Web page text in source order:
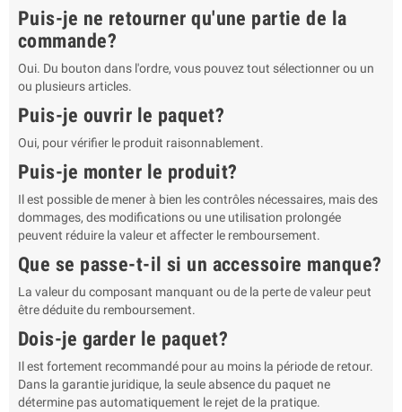
Puis-je ne retourner qu'une partie de la
commande?
Oui. Du bouton dans l'ordre, vous pouvez tout sélectionner ou un
ou plusieurs articles.
Puis-je ouvrir le paquet?
Oui, pour vérifier le produit raisonnablement.
Puis-je monter le produit?
Il est possible de mener à bien les contrôles nécessaires, mais des
dommages, des modifications ou une utilisation prolongée
peuvent réduire la valeur et affecter le remboursement.
Que se passe-t-il si un accessoire manque?
La valeur du composant manquant ou de la perte de valeur peut
être déduite du remboursement.
Dois-je garder le paquet?
Il est fortement recommandé pour au moins la période de retour.
Dans la garantie juridique, la seule absence du paquet ne
détermine pas automatiquement le rejet de la pratique.